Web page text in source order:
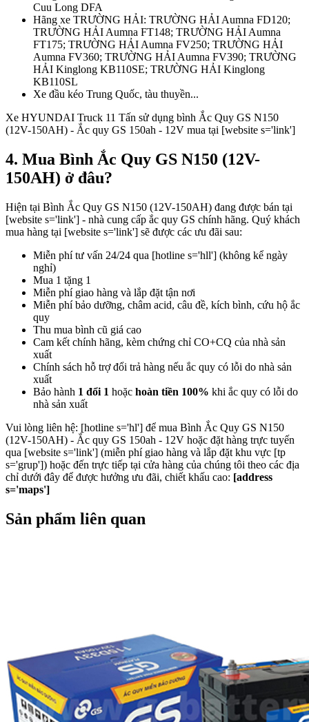
Cuu Long DFA
Hãng xe TRƯỜNG HẢI: TRƯỜNG HẢI Aumna FD120;
TRƯỜNG HẢI Aumna FT148; TRƯỜNG HẢI Aumna
FT175; TRƯỜNG HẢI Aumna FV250; TRƯỜNG HẢI
Aumna FV360; TRƯỜNG HẢI Aumna FV390; TRƯỜNG
HẢI Kinglong KB110SE; TRƯỜNG HẢI Kinglong
KB110SL
Xe đầu kéo Trung Quốc, tàu thuyền...
Xe HYUNDAI Truck 11 Tấn sử dụng bình Ắc Quy GS N150
(12V-150AH) - Ắc quy GS 150ah - 12V mua tại [website s='link']
4. Mua Bình Ắc Quy GS N150 (12V-
150AH) ở đâu?
Hiện tại Bình Ắc Quy GS N150 (12V-150AH) đang được bán tại
[website s='link'] - nhà cung cấp ắc quy GS chính hãng. Quý khách
mua hàng tại [website s='link'] sẽ được các ưu đãi sau:
Miễn phí tư vấn 24/24 qua [hotline s='hll'] (không kể ngày
nghỉ)
Mua 1 tặng 1
Miễn phí giao hàng và lắp đặt tận nơi
Miễn phí bảo dưỡng, châm acid, câu đề, kích bình, cứu hộ ắc
quy
Thu mua bình cũ giá cao
Cam kết chính hãng, kèm chứng chỉ CO+CQ của nhà sản
xuất
Chính sách hỗ trợ đổi trả hàng nếu ắc quy có lỗi do nhà sản
xuất
Bảo hành 1 đổi 1 hoặc hoàn tiền 100% khi ắc quy có lỗi do
nhà sản xuất
Vui lòng liên hệ: [hotline s='hl'] để mua Bình Ắc Quy GS N150
(12V-150AH) - Ắc quy GS 150ah - 12V hoặc đặt hàng trực tuyến
qua [website s='link'] (miễn phí giao hàng và lắp đặt khu vực [tp
s='grup']) hoặc đến trực tiếp tại cửa hàng của chúng tôi theo các địa
chỉ dưới đây để được hưởng ưu đãi, chiết khấu cao: [address
s='maps']
Sản phẩm liên quan